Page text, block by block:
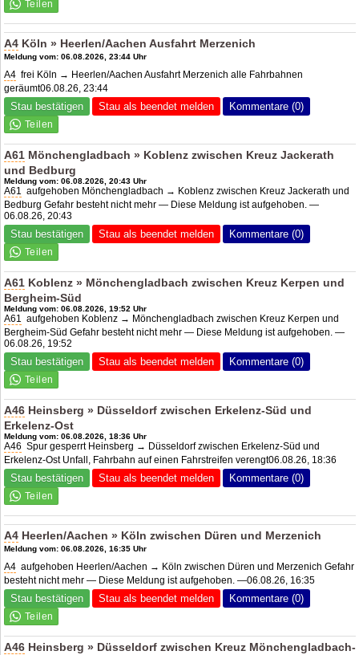
A4 Köln » Heerlen/Aachen Ausfahrt Merzenich
Meldung vom: 06.08.2026, 23:44 Uhr
A4 frei Köln → Heerlen/Aachen Ausfahrt Merzenich alle Fahrbahnen
geräumt06.08.26, 23:44
Stau bestätigen Stau als beendet melden Kommentare (0)
A61 Mönchengladbach » Koblenz zwischen Kreuz Jackerath
und Bedburg
Meldung vom: 06.08.2026, 20:43 Uhr
A61 aufgehoben Mönchengladbach → Koblenz zwischen Kreuz Jackerath und
Bedburg Gefahr besteht nicht mehr — Diese Meldung ist aufgehoben. —
06.08.26, 20:43
Stau bestätigen Stau als beendet melden Kommentare (0)
A61 Koblenz » Mönchengladbach zwischen Kreuz Kerpen und
Bergheim-Süd
Meldung vom: 06.08.2026, 19:52 Uhr
A61 aufgehoben Koblenz → Mönchengladbach zwischen Kreuz Kerpen und
Bergheim-Süd Gefahr besteht nicht mehr — Diese Meldung ist aufgehoben. —
06.08.26, 19:52
Stau bestätigen Stau als beendet melden Kommentare (0)
A46 Heinsberg » Düsseldorf zwischen Erkelenz-Süd und
Erkelenz-Ost
Meldung vom: 06.08.2026, 18:36 Uhr
A46 Spur gesperrt Heinsberg → Düsseldorf zwischen Erkelenz-Süd und
Erkelenz-Ost Unfall, Fahrbahn auf einen Fahrstreifen verengt06.08.26, 18:36
Stau bestätigen Stau als beendet melden Kommentare (0)
A4 Heerlen/Aachen » Köln zwischen Düren und Merzenich
Meldung vom: 06.08.2026, 16:35 Uhr
A4 aufgehoben Heerlen/Aachen → Köln zwischen Düren und Merzenich Gefahr
besteht nicht mehr — Diese Meldung ist aufgehoben. —06.08.26, 16:35
Stau bestätigen Stau als beendet melden Kommentare (0)
A46 Heinsberg » Düsseldorf zwischen Kreuz Mönchengladbach-